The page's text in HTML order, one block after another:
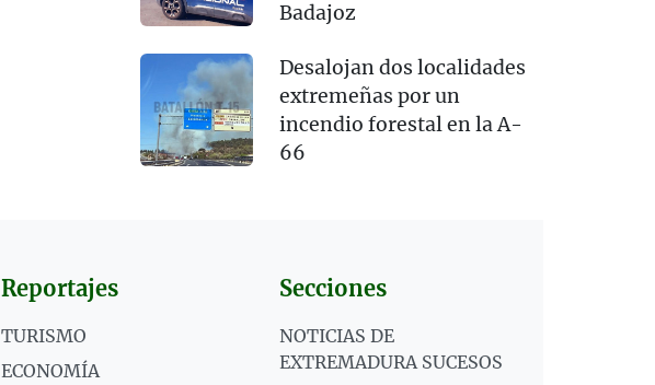
Badajoz
Desalojan dos localidades
extremeñas por un
incendio forestal en la A-
66
Reportajes
TURISMO
ECONOMÍA
Secciones
NOTICIAS DE
EXTREMADURA SUCESOS